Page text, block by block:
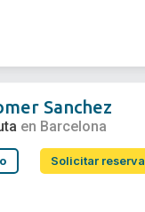
Sanchez
en Barcelona
Solicitar reserva